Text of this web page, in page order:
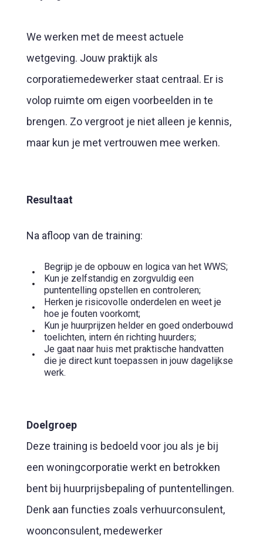
We werken met de meest actuele
wetgeving. Jouw praktijk als
corporatiemedewerker staat centraal. Er is
volop ruimte om eigen voorbeelden in te
brengen. Zo vergroot je niet alleen je kennis,
maar kun je met vertrouwen mee werken.
Resultaat
Na afloop van de training:
Begrijp je de opbouw en logica van het WWS;
Kun je zelfstandig en zorgvuldig een
puntentelling opstellen en controleren;
Herken je risicovolle onderdelen en weet je
hoe je fouten voorkomt;
Kun je huurprijzen helder en goed onderbouwd
toelichten, intern én richting huurders;
Je gaat naar huis met praktische handvatten
die je direct kunt toepassen in jouw dagelijkse
werk.
Doelgroep
Deze training is bedoeld voor jou als je bij
een woningcorporatie werkt en betrokken
bent bij huurprijsbepaling of puntentellingen.
Denk aan functies zoals verhuurconsulent,
woonconsulent, medewerker